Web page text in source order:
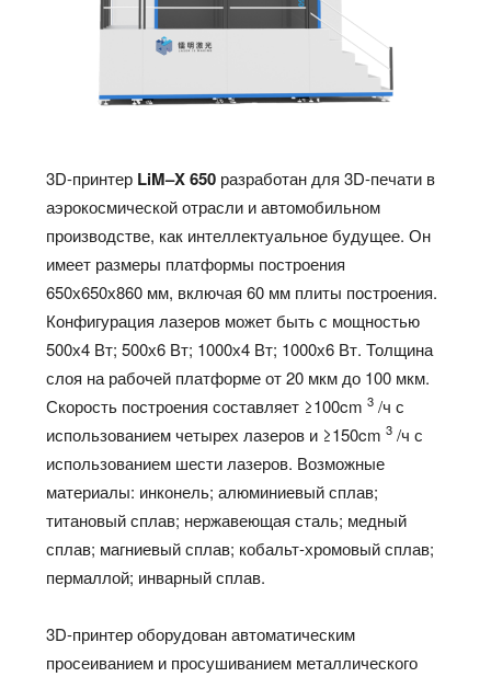
3D-принтер LiM–X650 разработан для 3D-печати в
аэрокосмической отрасли и автомобильном
производстве, как интеллектуальное будущее. Он
имеет размеры платформы построения
650х650х860 мм, включая 60 мм плиты построения.
Конфигурация лазеров может быть с мощностью
500х4 Вт; 500х6 Вт; 1000х4 Вт; 1000х6 Вт. Толщина
слоя на рабочей платформе от 20 мкм до 100 мкм.
Скорость построения составляет ≥100cm3 /ч с
использованием четырех лазеров и ≥150cm3 /ч с
использованием шести лазеров. Возможные
материалы: инконель; алюминиевый сплав;
титановый сплав; нержавеющая сталь; медный
сплав; магниевый сплав; кобальт-хромовый сплав;
пермаллой; инварный сплав.
3D-принтер оборудован автоматическим
просеиванием и просушиванием металлического